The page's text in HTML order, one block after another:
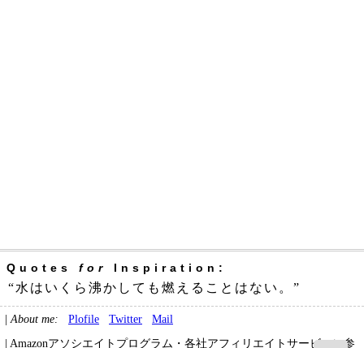
Quotes for Inspiration:
“水はいくら沸かしても燃えることはない。”
| About me: Plofile Twitter
Mail
| Amazonアソシエイトプログラム・各社アフィリエイトサービスに参